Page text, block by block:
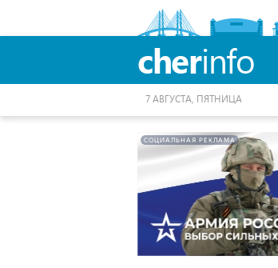
cherinfo
7 АВГУСТА, ПЯТНИЦА
СОЦИАЛЬНАЯ РЕКЛАМА